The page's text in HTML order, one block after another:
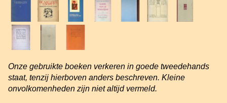
Onze gebruikte boeken verkeren in goede tweedehands
staat, tenzij hierboven anders beschreven. Kleine
onvolkomenheden zijn niet altijd vermeld.